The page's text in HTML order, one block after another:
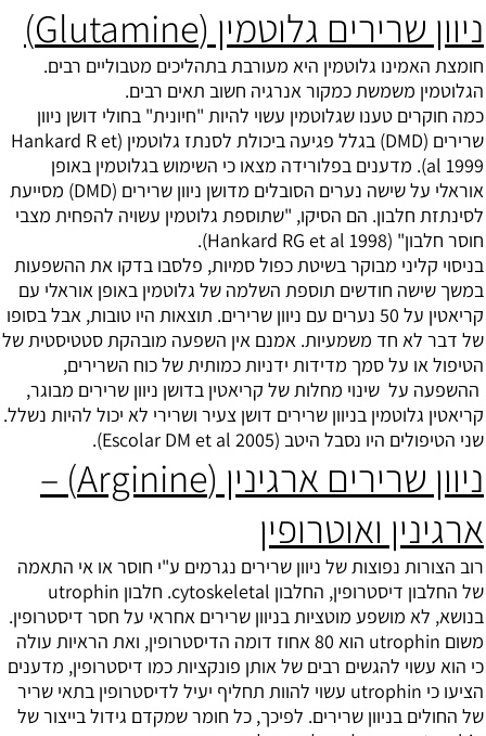
ניוון שרירים גלוטמין (Glutamine)
חומצת האמינו גלוטמין היא מעורבת בתהליכים מטבוליים רבים.
הגלוטמין משמשת כמקור אנרגיה חשוב תאים רבים.
כמה חוקרים טענו שגלוטמין עשוי להיות "חיונית" בחולי דושן ניוון
שרירים (DMD) בגלל פגיעה ביכולת לסנתז גלוטמין (Hankard R et
al 1999). מדענים בפלורידה מצאו כי השימוש בגלוטמין באופן
אוראלי על שישה נערים הסובלים מדושן ניוון שרירים (DMD) מסייעת
לסינתזת חלבון. הם הסיקו, "שתוספת גלוטמין עשויה להפחית מצבי
חוסר חלבון" (Hankard RG et al 1998).
בניסוי קליני מבוקר בשיטת כפול סמיות, פלסבו בדקו את ההשפעות
במשך שישה חודשים תוספת השלמה של גלוטמין באופן אוראלי עם
קריאטין על 50 נערים עם ניוון שרירים. תוצאות היו טובות, אבל בסופו
של דבר לא חד משמעיות. אמנם אין השפעה מובהקת סטטיסטית של
הטיפול או על סמך מדידות ידניות כמותית של כוח השרירים,
ההשפעה על שינוי מחלות של קריאטין בדושן ניוון שרירים מבוגר,
קריאטין גלוטמין בניוון שרירים דושן צעיר ושרירי לא יכול להיות נשלל.
שני הטיפולים היו נסבל היטב (Escolar DM et al 2005).
ניוון שרירים ארגינין (Arginine) –
ארגינין ואוטרופין
רוב הצורות נפוצות של ניוון שרירים נגרמים ע"י חוסר או אי התאמה
של החלבון דיסטרופין, החלבון cytoskeletal. חלבון utrophin
בנושא, לא מושפע מוטציות בניוון שרירים אחראי על חסר דיסטרופין.
משום utrophin הוא 80 אחוז דומה הדיסטרופין, ואת הראיות עולה
כי הוא עשוי להגשים רבים של אותן פונקציות כמו דיסטרופין, מדענים
הציעו כי utrophin עשוי להוות תחליף יעיל לדיסטרופין בתאי שריר
של החולים בניוון שרירים. לפיכך, כל חומר שמקדם גידול בייצור של